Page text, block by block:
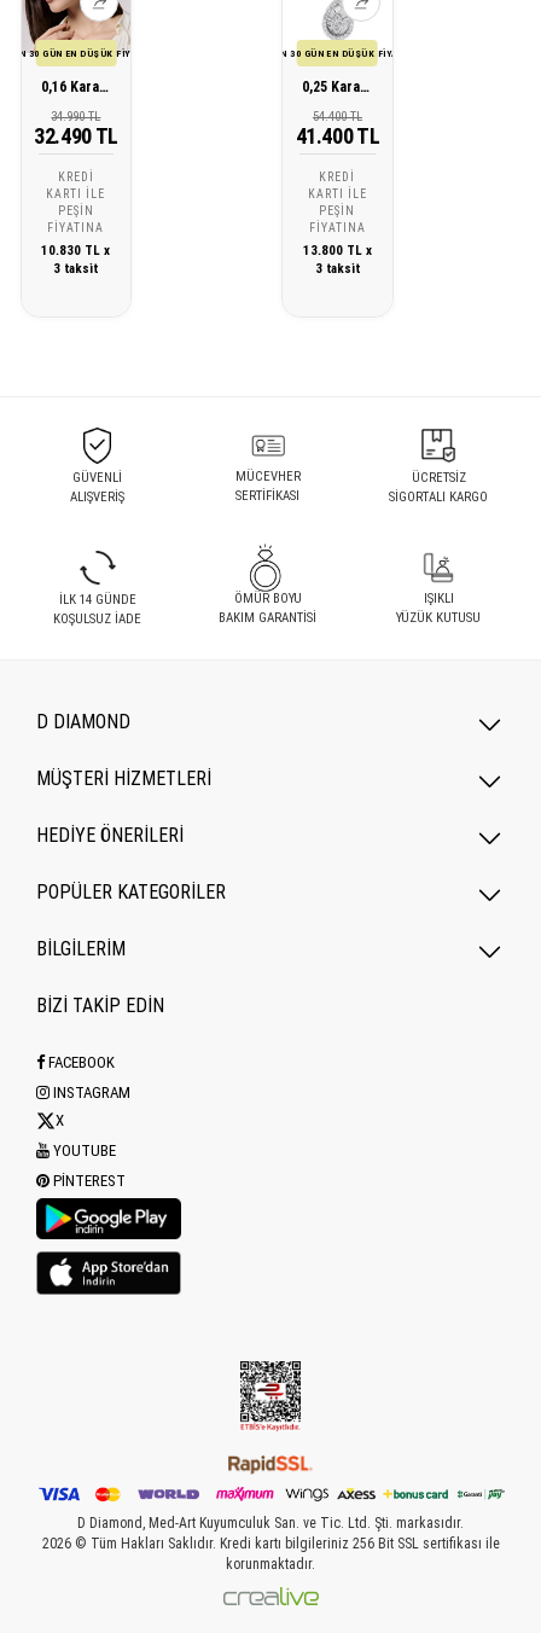
SON 30 GÜN EN DÜŞÜK FİYATI
0,16 Karat Pırlanta Altın Hayat Ağacı Kolye
34.990 TL
32.490 TL
KREDI
KARTI ILE
PEŞIN
FIYATINA
10.830 TL x
3 taksit
SON 30 GÜN EN DÜŞÜK FİYATI
0,25 Karat Pırlanta Tasarım Kolye
54.400 TL
41.400 TL
KREDI
KARTI ILE
PEŞIN
FIYATINA
13.800 TL x
3 taksit
GÜVENLİ
ALIŞVERİŞ
MÜCEVHER
SERTİFİKASI
ÜCRETSİZ
SİGORTALI KARGO
İLK 14 GÜNDE
KOŞULSUZ İADE
ÖMÜR BOYU
BAKIM GARANTİSİ
IŞIKLI
YÜZÜK KUTUSU
D DIAMOND
MÜŞTERİ HİZMETLERİ
HEDİYE ÖNERİLERİ
POPÜLER KATEGORILER
BİLGİLERİM
BİZİ TAKİP EDİN
FACEBOOK
INSTAGRAM
X
YOUTUBE
PINTEREST
D Diamond, Med-Art Kuyumculuk San. ve Tic. Ltd. Şti. markasıdır.
2026 © Tüm Hakları Saklıdır. Kredi kartı bilgileriniz 256 Bit SSL sertifikası ile
korunmaktadır.